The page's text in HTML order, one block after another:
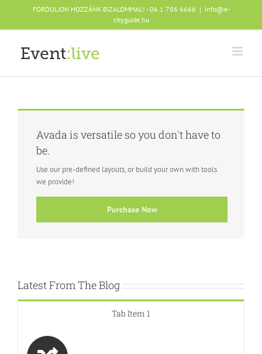
content
FORDULJON HOZZÁNK BIZALOMMAL! - 06 1 786 6666 | info@e-
cityguide.hu
Avada is versatile so you don't have to
be.
Use our pre-defined layouts, or build your own with tools
we provide!
Purchase Now
Latest From The Blog
Tab Item 1